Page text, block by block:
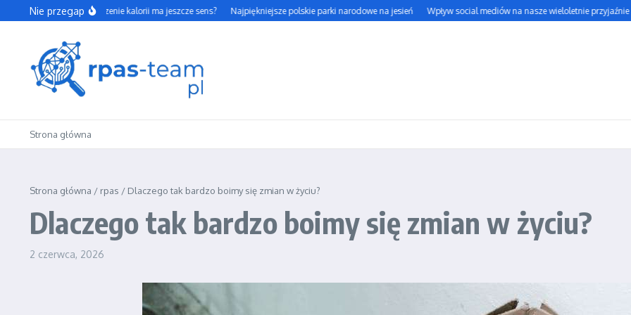
Przejdź do treści
Nie przegap
Czy codzienne liczenie kalorii ma jeszcze sens? Najpiękniejsze polskie parki narodowe na jesień Wpływ social mediów na nasze wieloletnie przyjaźnie
Strona główna
Strona główna / rpas / Dlaczego tak bardzo boimy się zmian w życiu?
Dlaczego tak bardzo boimy się zmian w życiu?
2 czerwca, 2026